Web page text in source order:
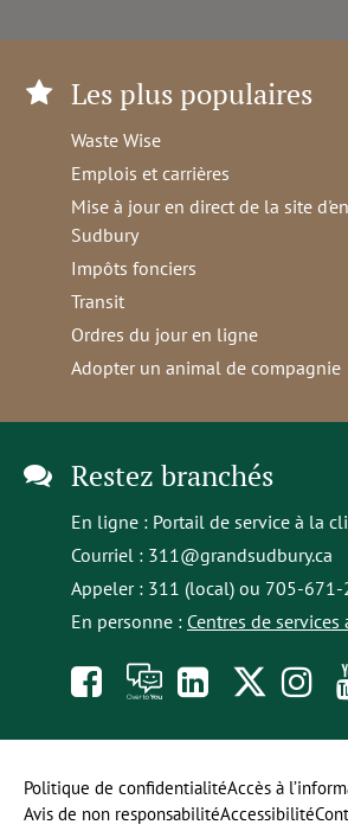
Les plus populaires
Waste Wise
Emplois et carrières
Mise à jour en direct de la site
Sudbury
Impôts fonciers
Transit
Ordres du jour en ligne
Adopter un animal de compagnie
Restez branchés
En ligne : Portail de service à la
Courriel : 311@grandsudbury.ca
Appeler : 311 (local) ou 705-671-
En personne : Centres de
Like
us
on
À
toi
la
opens
in
a
us
on
Politique de confidentialitéAccès à
Avis de non responsabilitéAccessibilité